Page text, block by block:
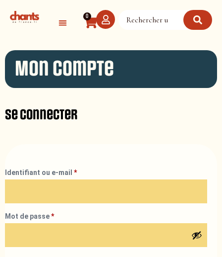
0
Mon compte
Se connecter
Identifiant ou e-mail *
Mot de passe*